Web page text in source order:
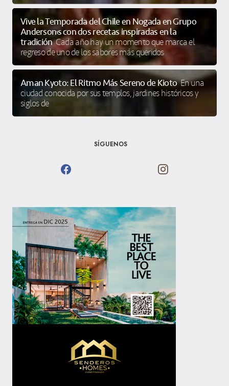
Vive la Temporada del Chile en Nogada en Grupo
Anderson’s con dos recetas inspiradas en la
tradición Cada año hay un momento que marca el
regreso de uno de los sabores más queridos
Aman Kyoto: El Ritmo Más Sereno de Kioto En una
ciudad conocida por sus templos, jardines históricos y
siglos de
SÍGUENOS